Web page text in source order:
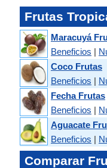
Frutas
Maracuyá
Beneficios |
Coco Frutas
Beneficios |
Fecha Frutas
Beneficios |
Aguacate
Beneficios |
Comparar